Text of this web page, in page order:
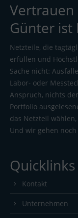
Vertrauen
Günter ist
Netzteile, die
erfüllen und
Sache nicht:
Labor- oder
Anspruch, nichts
Portfolio
das Netzteil
Und wir gehen
Quicklinks
Kontakt
Unternehmen